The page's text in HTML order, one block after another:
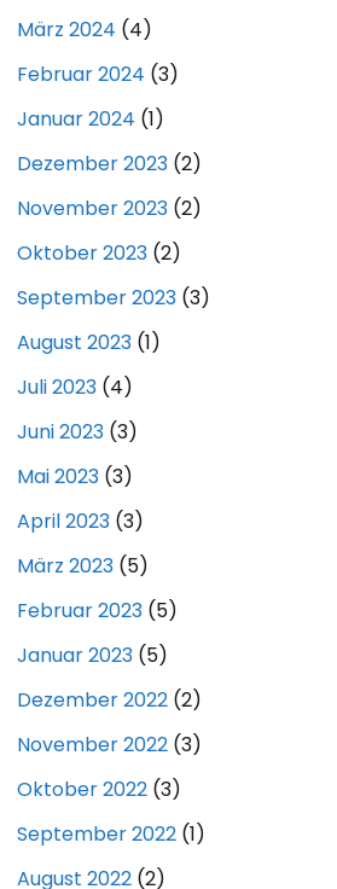
März 2024 (4)
Februar 2024 (3)
Januar 2024 (1)
Dezember 2023 (2)
November 2023 (2)
Oktober 2023 (2)
September 2023 (3)
August 2023 (1)
Juli 2023 (4)
Juni 2023 (3)
Mai 2023 (3)
April 2023 (3)
März 2023 (5)
Februar 2023 (5)
Januar 2023 (5)
Dezember 2022 (2)
November 2022 (3)
Oktober 2022 (3)
September 2022 (1)
August 2022 (2)